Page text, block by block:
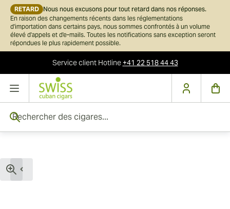
RETARD Nous nous excusons pour tout retard dans nos réponses.
En raison des changements récents dans les réglementations
d'importation dans certains pays, nous sommes confrontés à un volume
élevé d'appels et d'e-mails. Toutes les notifications sans exception seront
répondues le plus rapidement possible.
Service clientHotline+41 22 518 44 43
Skip to Content